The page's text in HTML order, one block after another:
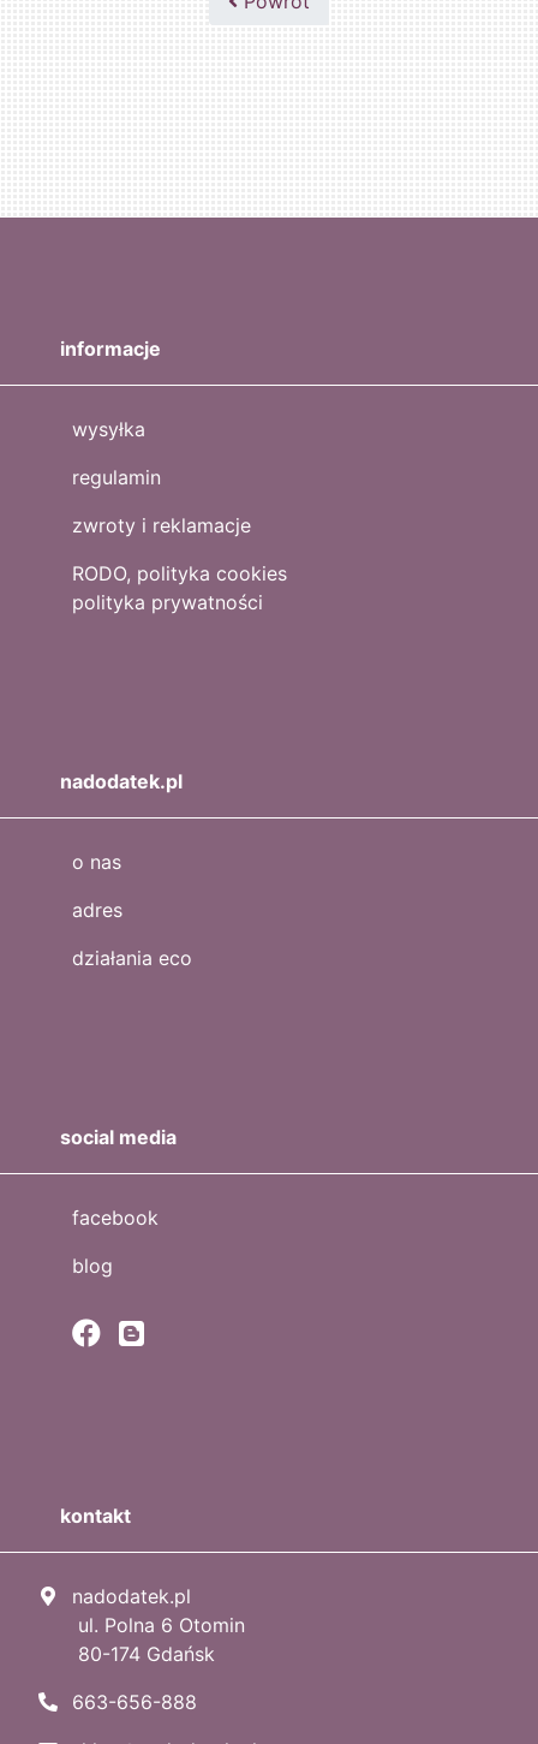
informacje
wysyłka
regulamin
zwroty i reklamacje
RODO, polityka cookies
polityka prywatności
nadodatek.pl
o nas
adres
działania eco
social media
facebook
blog
kontakt
nadodatek.pl
ul. Polna 6 Otomin
80-174 Gdańsk
663-656-888